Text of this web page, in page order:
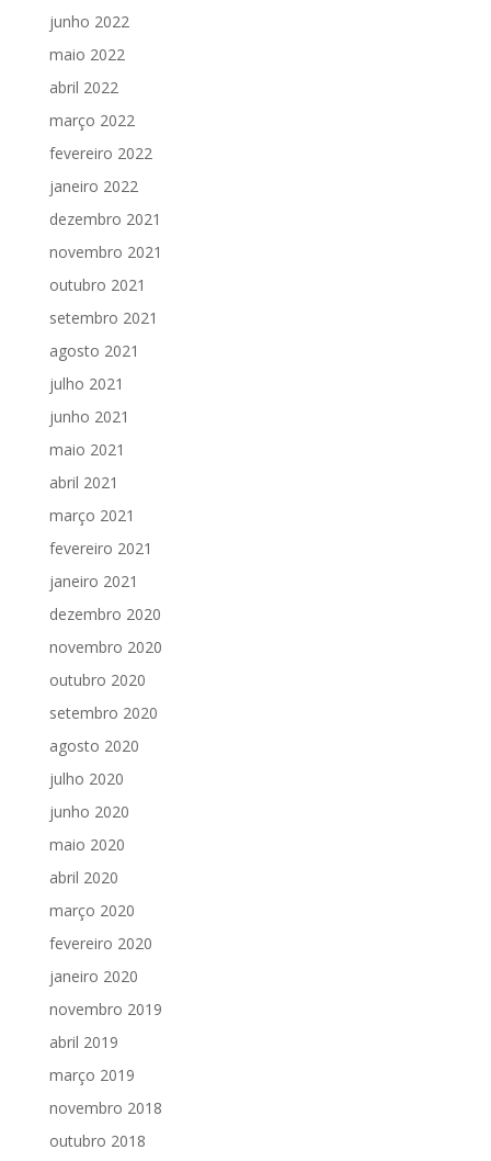
junho 2022
maio 2022
abril 2022
março 2022
fevereiro 2022
janeiro 2022
dezembro 2021
novembro 2021
outubro 2021
setembro 2021
agosto 2021
julho 2021
junho 2021
maio 2021
abril 2021
março 2021
fevereiro 2021
janeiro 2021
dezembro 2020
novembro 2020
outubro 2020
setembro 2020
agosto 2020
julho 2020
junho 2020
maio 2020
abril 2020
março 2020
fevereiro 2020
janeiro 2020
novembro 2019
abril 2019
março 2019
novembro 2018
outubro 2018